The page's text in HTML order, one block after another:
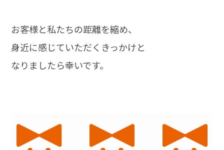
お客様と私たちの距離を縮め、
身近に感じていただくきっかけと
なりましたら幸いです。